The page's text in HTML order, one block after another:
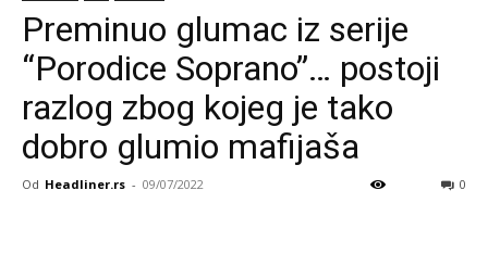
Preminuo glumac iz serije
“Porodice Soprano”… postoji
razlog zbog kojeg je tako
dobro glumio mafijaša
Od Headliner.rs - 09/07/2022 0